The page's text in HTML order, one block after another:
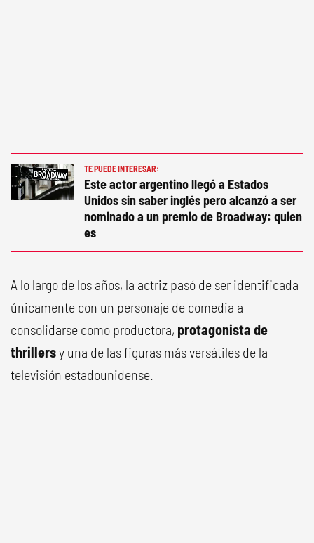
TE PUEDE INTERESAR:
Este actor argentino llegó a Estados
Unidos sin saber inglés pero alcanzó a ser
nominado a un premio de Broadway: quien
es
A lo largo de los años, la actriz pasó de ser identificada
únicamente con un personaje de comedia a
consolidarse como productora, protagonista de
thrillersy una de las figuras más versátiles de la
televisión estadounidense.